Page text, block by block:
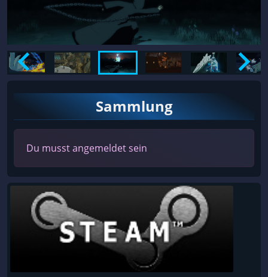
Sammlung
Du musst angemeldet sein